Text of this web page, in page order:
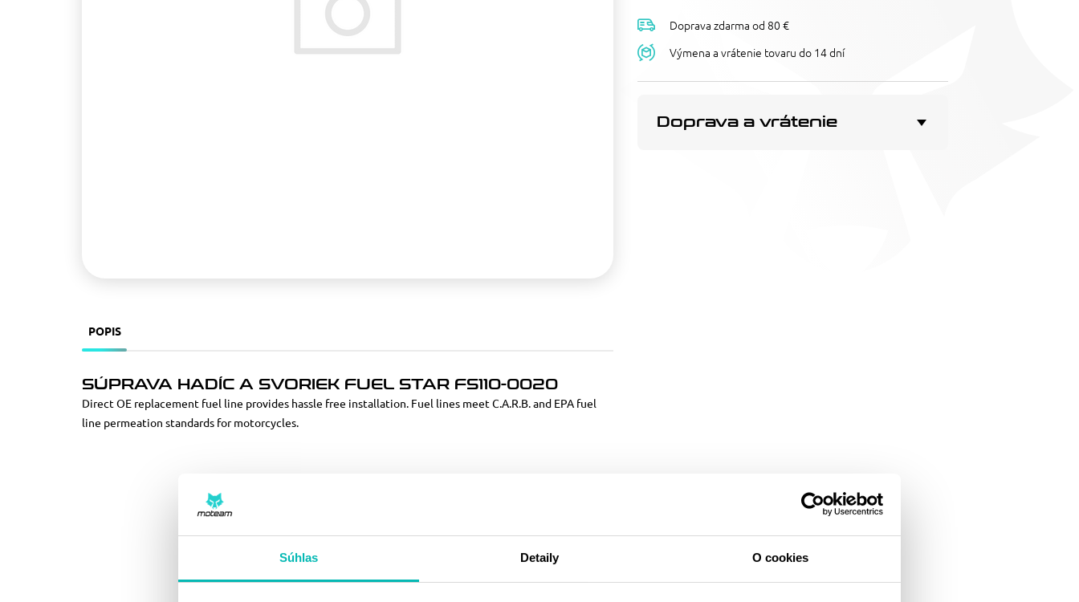
Súhlas Detaily O cookies
Doprava zdarma od 80 €
Výmena a vrátenie tovaru do 14 dní
Doprava a vrátenie
POPIS
SÚPRAVA HADÍC A SVORIEK FUEL STAR FS110-0020
Direct OE replacement fuel line provides hassle free installation. Fuel lines meet C.A.R.B. and EPA fuel
line permeation standards for motorcycles.
VÁM PÁČIŤ